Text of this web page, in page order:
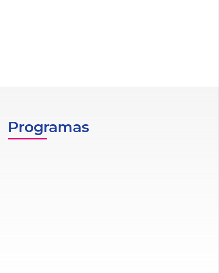
Programas